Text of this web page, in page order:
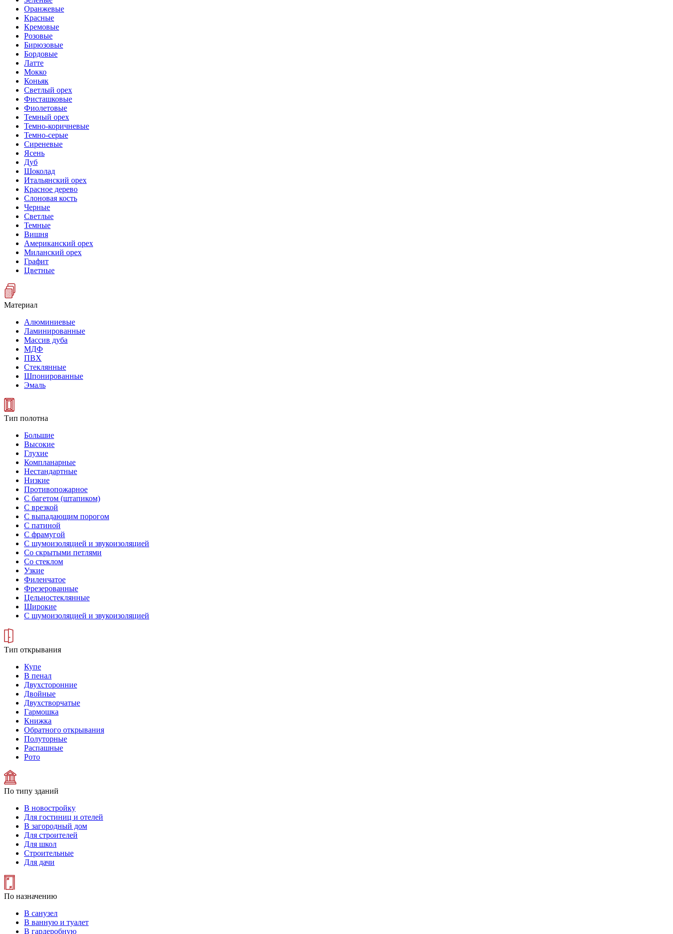
Оранжевые
Красные
Кремовые
Розовые
Бирюзовые
Бордовые
Латте
Мокко
Коньяк
Светлый орех
Фисташковые
Фиолетовые
Темный орех
Темно-коричневые
Темно-серые
Сиреневые
Ясень
Дуб
Шоколад
Итальянский орех
Красное дерево
Слоновая кость
Черные
Светлые
Темные
Вишня
Американский орех
Миланский орех
Графит
Цветные
Материал
Алюминиевые
Ламинированные
Массив дуба
МДФ
ПВХ
Стеклянные
Шпонированные
Эмаль
Тип полотна
Большие
Высокие
Глухие
Компланарные
Нестандартные
Низкие
Противопожарное
С багетом (штапиком)
С врезкой
С выпадающим порогом
С патиной
С фрамугой
С шумоизоляцией и звукоизоляцией
Со скрытыми петлями
Со стеклом
Узкие
Филенчатое
Фрезерованные
Цельностеклянные
Широкие
С шумоизоляцией и звукоизоляцией
Тип открывания
Купе
В пенал
Двухсторонние
Двойные
Двухстворчатые
Гармошка
Книжка
Обратного открывания
Полуторные
Распашные
Рото
По типу зданий
В новостройку
Для гостиниц и отелей
В загородный дом
Для строителей
Для школ
Строительные
Для дачи
По назначению
В санузел
В ванную и туалет
В гардеробную